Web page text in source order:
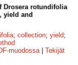
Drosera rotundifolia
yield and
; collection; yield;
muodossa| Tekijät